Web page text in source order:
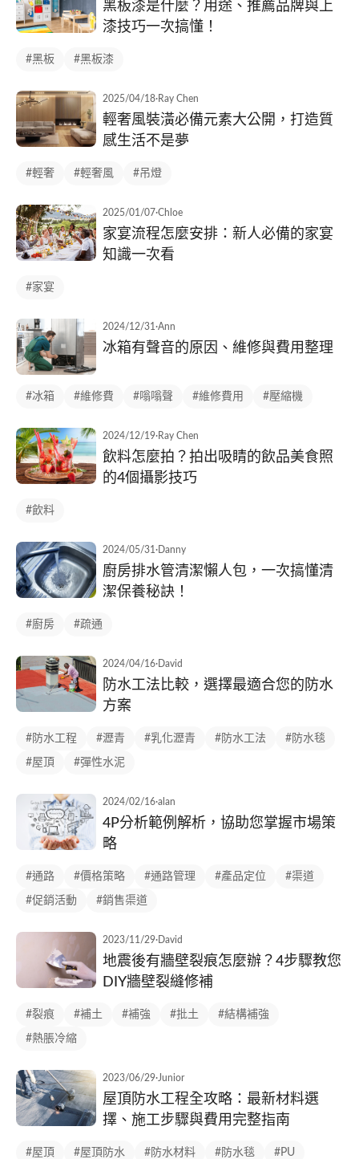
黑板漆是什麼？用途、推薦品牌與上
漆技巧一次搞懂！
#黑板 #黑板漆
2025/04/18·Ray Chen
輕奢風裝潢必備元素大公開，打造質
感生活不是夢
#輕奢 #輕奢風 #吊燈
2025/01/07·Chloe
家宴流程怎麼安排：新人必備的家宴
知識一次看
#家宴
2024/12/31 ·Ann
冰箱有聲音的原因、維修與費用整理
#冰箱 #維修費 #嗡嗡聲 #維修費用 #壓縮機
2024/12/19·Ray Chen
飲料怎麼拍？拍出吸睛的飲品美食照
的4個攝影技巧
#飲料
2024/05/31 · Danny
廚房排水管清潔懶人包，一次搞懂清
潔保養秘訣！
#廚房 #疏通
2024/04/16· David
防水工法比較，選擇最適合您的防水
方案
#防水工程 #瀝青 #乳化瀝青 #防水工法 #防水毯
#屋頂 #彈性水泥
2024/02/16·alan
4P分析範例解析，協助您掌握市場策
略
#通路 #價格策略 #通路管理 #產品定位 #渠道
#促銷活動 #銷售渠道
2023/11/29· David
地震後有牆壁裂痕怎麼辦？4步驟教您
DIY牆壁裂縫修補
#裂痕 #補土 #補強 #批土 #結構補強
#熱脹冷縮
2023/06/29·Junior
屋頂防水工程全攻略：最新材料選
擇、施工步驟與費用完整指南
#屋頂 #屋頂防水 #防水材料 #防水毯 #PU